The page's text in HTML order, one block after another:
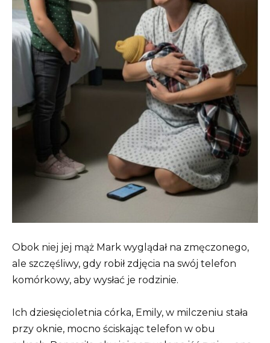
Obok niej jej mąż Mark wyglądał na zmęczonego,
ale szczęśliwy, gdy robił zdjęcia na swój telefon
komórkowy, aby wysłać je rodzinie.
Ich dziesięcioletnia córka, Emily, w milczeniu stała
przy oknie, mocno ściskając telefon w obu